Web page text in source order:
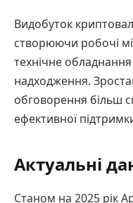
Видобуток
створюючи робочі
технічне
надходження.
обговорення більш
ефективної
Актуальні
Станом на 2025 рік